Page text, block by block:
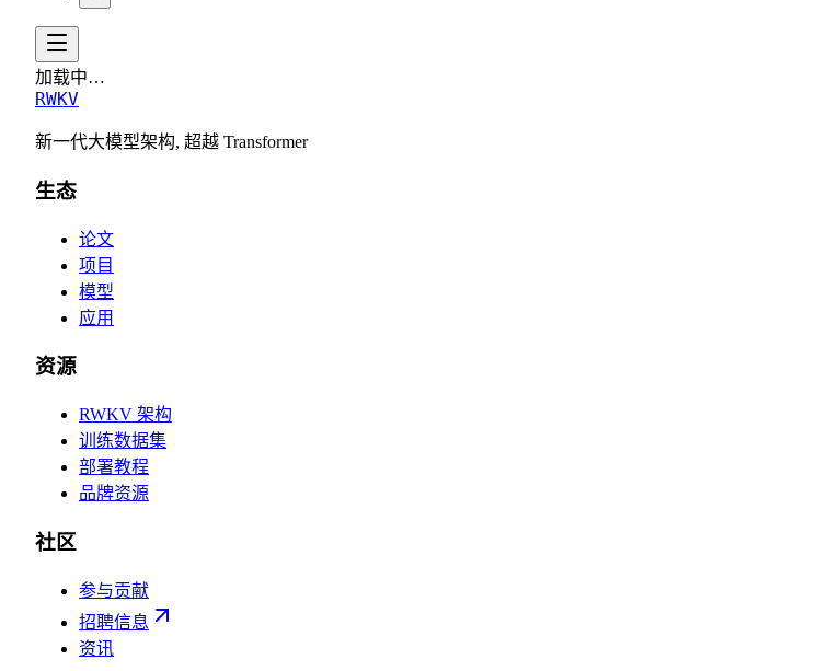
加载中…
RWKV
新一代大模型架构, 超越 Transformer
生态
论文
项目
模型
应用
资源
RWKV 架构
训练数据集
部署教程
品牌资源
社区
参与贡献
招聘信息
资讯